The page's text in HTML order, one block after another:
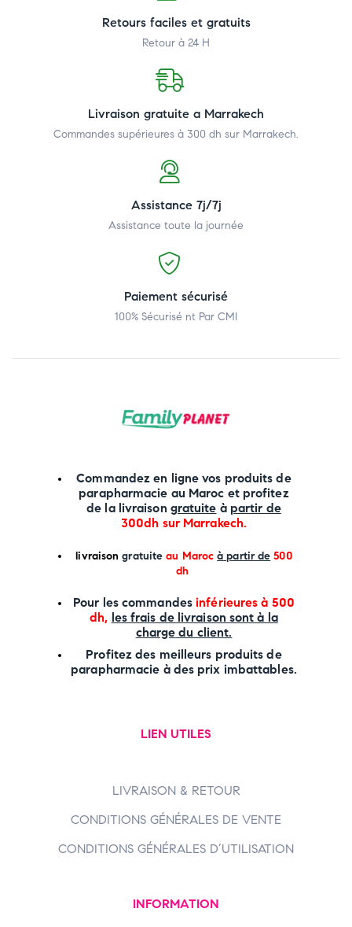
Retours faciles et gratuits
Retour à 24 H
Livraison gratuite a Marrakech
Commandes supérieures à 300 dh sur Marrakech.
Assistance 7j/7j
Assistance toute la journée
Paiement sécurisé
100% Sécurisé nt Par CMI
Commandez en ligne vos produits de
parapharmacie au Maroc et profitez
de la livraison gratuite à partir de
300dh sur Marrakech.
livraison gratuite au Maroc à partir de 500
dh
Pour les commandesinférieures à 500
dh, les frais de livraison sont à la
charge du client.
Profitez des meilleurs produits de
parapharmacie à des prix imbattables.
LIEN UTILES
LIVRAISON & RETOUR
CONDITIONS GÉNÉRALES DE VENTE
CONDITIONS GÉNÉRALES D’UTILISATION
INFORMATION